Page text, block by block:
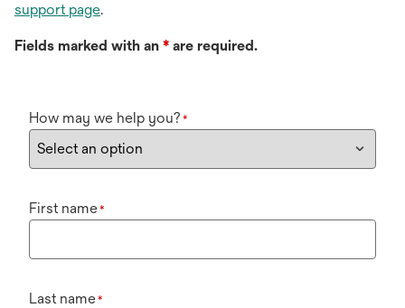
support page.
Fields marked with an * are required.
How may we help you? *
First name*
Last name*